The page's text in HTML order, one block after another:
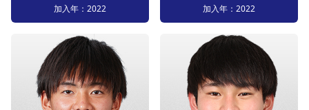
加入年： 2022 加入年： 2022